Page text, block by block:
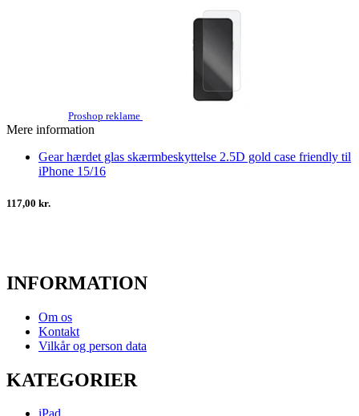
Proshop reklame
Mere information
Gear hærdet glas skærmbeskyttelse 2.5D gold case friendly til
iPhone 15/16
117,00 kr.
INFORMATION
Om os
Kontakt
Vilkår og person data
KATEGORIER